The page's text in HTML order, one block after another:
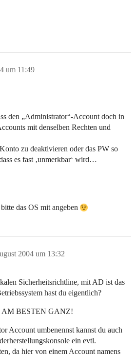
um 11:49
den „Administrator“-Account doch in
mit denselben Rechten und
zu deaktivieren oder das PW so
es fast ‚unmerkbar‘ wird…
das OS mit angeben
2004 um 13:32
Sicherheitsrichtline, mit AD ist das
hast du eigentlich?
AM BESTEN GANZ!
Account umbenennst kannst du auch
ein evtl.
da hier von einem Account namens